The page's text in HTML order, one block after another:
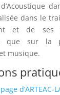
dans le
et de ses
que sur la
musique.
d’ARTEAC-